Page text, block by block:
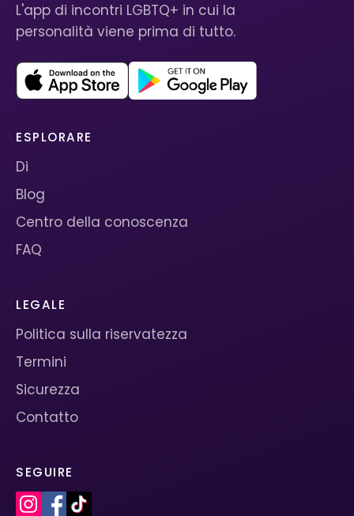
L'app di incontri LGBTQ+ in cui la
personalità viene prima di tutto.
ESPLORARE
Di
Blog
Centro della conoscenza
FAQ
LEGALE
Politica sulla riservatezza
Termini
Sicurezza
Contatto
SEGUIRE